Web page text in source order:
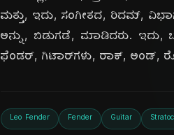
ಮತ್ತು, ಇದು, ಸಂಗೀತದ, ರಿದಮ್,
ಅನ್ನು, ಬಿಡುಗಡೆ, ಮಾಡಿದರು. ಇದು,
ಫೆಂಡರ್, ಗಿಟಾರ್‌ಗಳು, ರಾಕ್, ಅಂಡ್,
Leo Fender Fender Guitar